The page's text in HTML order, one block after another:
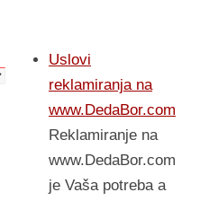
Uslovi
reklamiranja na
www.DedaBor.com
Reklamiranje na
www.DedaBor.com
je Vaša potreba a